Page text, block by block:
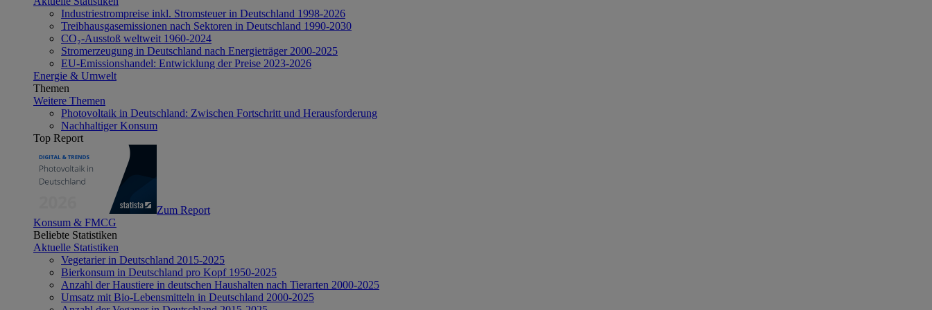
Industriestrompreise inkl. Stromsteuer in Deutschland 1998-2026
Treibhausgasemissionen nach Sektoren in Deutschland 1990-2030
CO₂-Ausstoß weltweit 1960-2024
Stromerzeugung in Deutschland nach Energieträger 2000-2025
EU-Emissionshandel: Entwicklung der Preise 2023-2026
Energie & Umwelt
Themen
Weitere Themen
Photovoltaik in Deutschland: Zwischen Fortschritt und Herausforderung
Nachhaltiger Konsum
Top Report
Zum Report
Konsum & FMCG
Beliebte Statistiken
Aktuelle Statistiken
Vegetarier in Deutschland 2015-2025
Bierkonsum in Deutschland pro Kopf 1950-2025
Anzahl der Haustiere in deutschen Haushalten nach Tierarten 2000-2025
Umsatz mit Bio-Lebensmitteln in Deutschland 2000-2025